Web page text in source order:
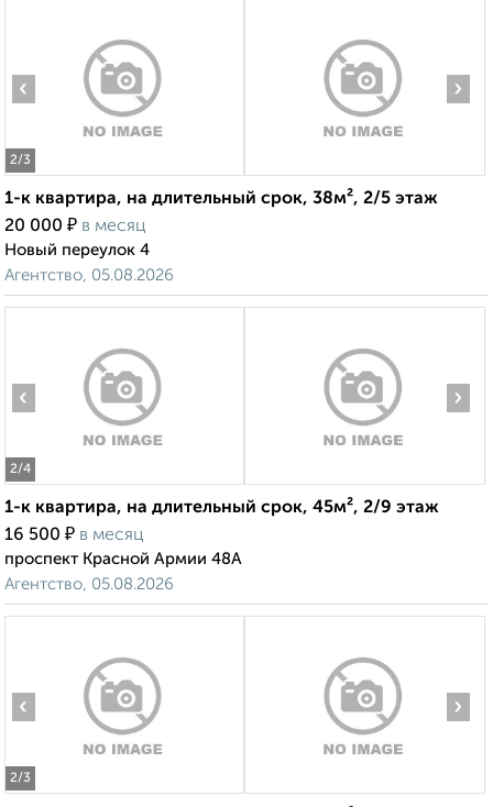
2/3
‹ ›
1-к квартира, на длительный срок, 38м², 2/5 этаж
20 000 ₽ в месяц
Новый переулок 4
Агентство, 05.08.2026
2/4
‹ ›
1-к квартира, на длительный срок, 45м², 2/9 этаж
16 500 ₽ в месяц
проспект Красной Армии 48А
Агентство, 05.08.2026
2/3
‹ ›